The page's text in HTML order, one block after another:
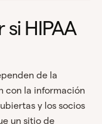
HIPAA
de la
con la información
y los socios
un sitio de